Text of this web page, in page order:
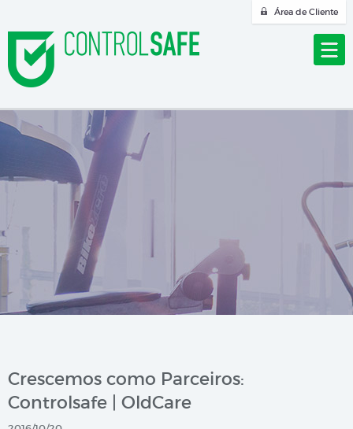
Área de Cliente
Crescemos como Parceiros:
Controlsafe | OldCare